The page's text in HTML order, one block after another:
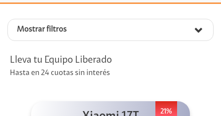
Mostrar filtros
Lleva tu Equipo Liberado
Hasta en 24 cuotas sin interés
21%